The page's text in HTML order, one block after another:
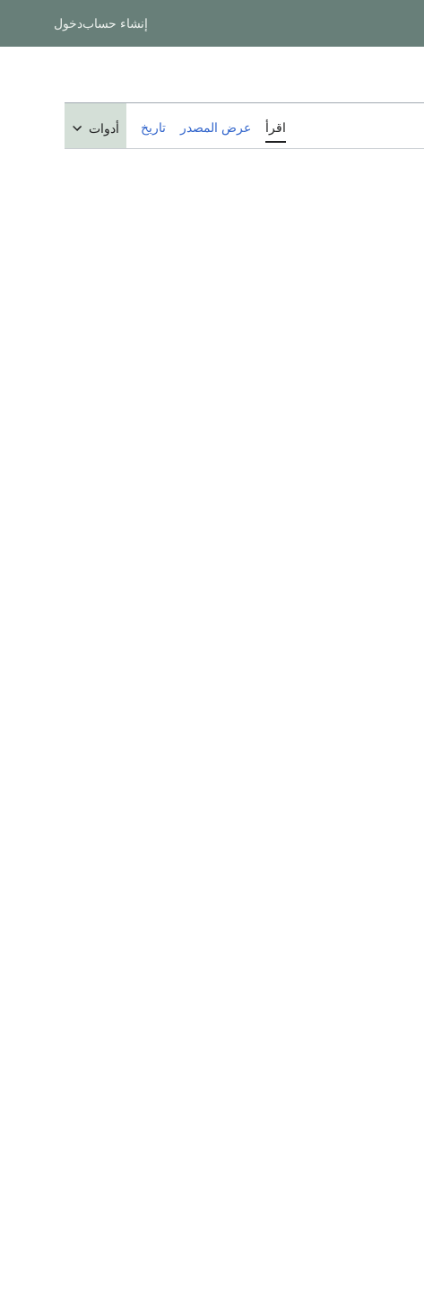
إنشاء حسابدخول
اقرأ عرض المصدر تاريخ أدوات